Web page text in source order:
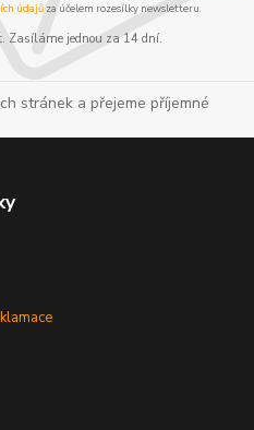
údajůza účelem rozesílky newsletteru.
Zasíláme jednou za 14 dní.
stránek a přejeme příjemné